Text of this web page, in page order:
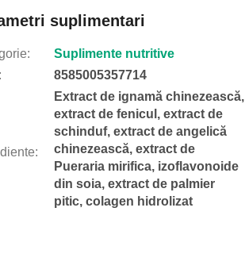
suplimentari
:
Suplimente nutritive
8585005357714
:
Extract de ignamă chinezească,
extract de fenicul, extract de
schinduf, extract de angelică
chinezească, extract de
Pueraria mirifica, izoflavonoide
din soia, extract de palmier
pitic, colagen hidrolizat